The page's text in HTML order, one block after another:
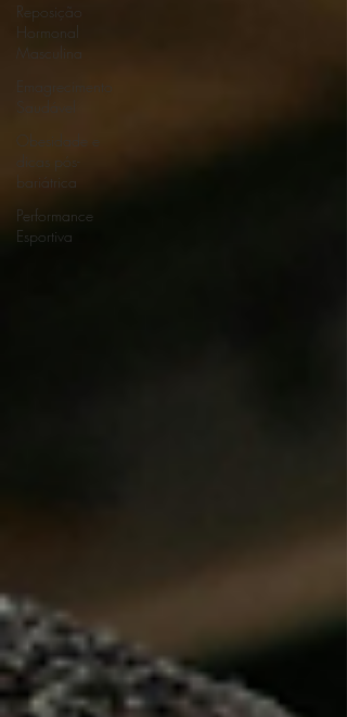
Reposição
Hormonal
Masculina
Emagrecimento
Obesidade e
dicas pós-
bariátrica
Performance
Esportiva